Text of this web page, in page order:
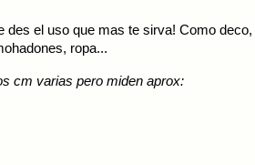
des el uso que mas te sirva! Como deco,
ropa...
cm varias pero miden aprox: